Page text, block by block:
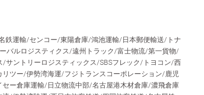
鉄運輸/センコー/東陽倉庫/鴻池運輸/日本郵便輸送/トナ
バルロジスティクス/遠州トラック/富士物流/第一貨物/
サントリーロジスティックス/SBSフレック/トヨコン/西
ツー/伊勢湾海運/フジトランスコーポレーション/鹿児
ー倉庫運輸/日立物流中部/名古屋港木材倉庫/濃飛倉庫